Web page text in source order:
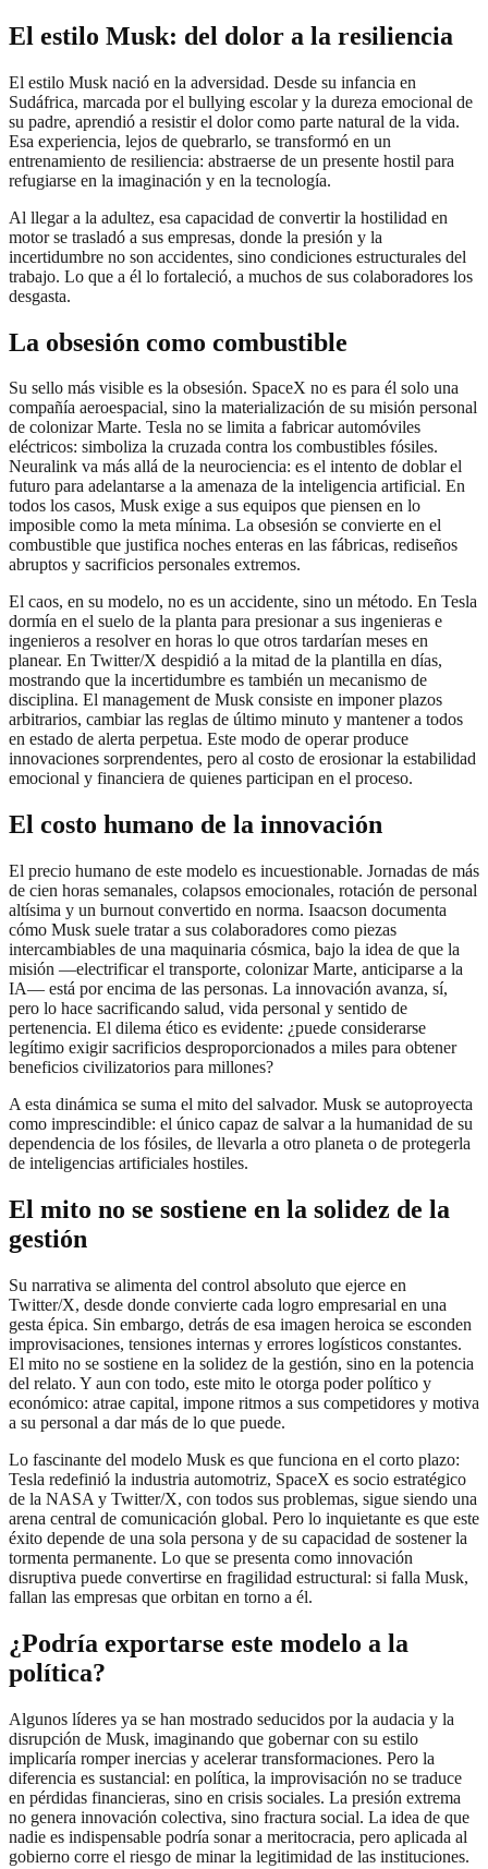
El estilo Musk: del dolor a la resiliencia
El estilo Musk nació en la adversidad. Desde su infancia en
Sudáfrica, marcada por el bullying escolar y la dureza emocional de
su padre, aprendió a resistir el dolor como parte natural de la vida.
Esa experiencia, lejos de quebrarlo, se transformó en un
entrenamiento de resiliencia: abstraerse de un presente hostil para
refugiarse en la imaginación y en la tecnología.
Al llegar a la adultez, esa capacidad de convertir la hostilidad en
motor se trasladó a sus empresas, donde la presión y la
incertidumbre no son accidentes, sino condiciones estructurales del
trabajo. Lo que a él lo fortaleció, a muchos de sus colaboradores los
desgasta.
La obsesión como combustible
Su sello más visible es la obsesión. SpaceX no es para él solo una
compañía aeroespacial, sino la materialización de su misión personal
de colonizar Marte. Tesla no se limita a fabricar automóviles
eléctricos: simboliza la cruzada contra los combustibles fósiles.
Neuralink va más allá de la neurociencia: es el intento de doblar el
futuro para adelantarse a la amenaza de la inteligencia artificial. En
todos los casos, Musk exige a sus equipos que piensen en lo
imposible como la meta mínima. La obsesión se convierte en el
combustible que justifica noches enteras en las fábricas, rediseños
abruptos y sacrificios personales extremos.
El caos, en su modelo, no es un accidente, sino un método. En Tesla
dormía en el suelo de la planta para presionar a sus ingenieras e
ingenieros a resolver en horas lo que otros tardarían meses en
planear. En Twitter/X despidió a la mitad de la plantilla en días,
mostrando que la incertidumbre es también un mecanismo de
disciplina. El management de Musk consiste en imponer plazos
arbitrarios, cambiar las reglas de último minuto y mantener a todos
en estado de alerta perpetua. Este modo de operar produce
innovaciones sorprendentes, pero al costo de erosionar la estabilidad
emocional y financiera de quienes participan en el proceso.
El costo humano de la innovación
El precio humano de este modelo es incuestionable. Jornadas de más
de cien horas semanales, colapsos emocionales, rotación de personal
altísima y un burnout convertido en norma. Isaacson documenta
cómo Musk suele tratar a sus colaboradores como piezas
intercambiables de una maquinaria cósmica, bajo la idea de que la
misión —electrificar el transporte, colonizar Marte, anticiparse a la
IA— está por encima de las personas. La innovación avanza, sí,
pero lo hace sacrificando salud, vida personal y sentido de
pertenencia. El dilema ético es evidente: ¿puede considerarse
legítimo exigir sacrificios desproporcionados a miles para obtener
beneficios civilizatorios para millones?
A esta dinámica se suma el mito del salvador. Musk se autoproyecta
como imprescindible: el único capaz de salvar a la humanidad de su
dependencia de los fósiles, de llevarla a otro planeta o de protegerla
de inteligencias artificiales hostiles.
El mito no se sostiene en la solidez de la
gestión
Su narrativa se alimenta del control absoluto que ejerce en
Twitter/X, desde donde convierte cada logro empresarial en una
gesta épica. Sin embargo, detrás de esa imagen heroica se esconden
improvisaciones, tensiones internas y errores logísticos constantes.
El mito no se sostiene en la solidez de la gestión, sino en la potencia
del relato. Y aun con todo, este mito le otorga poder político y
económico: atrae capital, impone ritmos a sus competidores y motiva
a su personal a dar más de lo que puede.
Lo fascinante del modelo Musk es que funciona en el corto plazo:
Tesla redefinió la industria automotriz, SpaceX es socio estratégico
de la NASA y Twitter/X, con todos sus problemas, sigue siendo una
arena central de comunicación global. Pero lo inquietante es que este
éxito depende de una sola persona y de su capacidad de sostener la
tormenta permanente. Lo que se presenta como innovación
disruptiva puede convertirse en fragilidad estructural: si falla Musk,
fallan las empresas que orbitan en torno a él.
¿Podría exportarse este modelo a la
política?
Algunos líderes ya se han mostrado seducidos por la audacia y la
disrupción de Musk, imaginando que gobernar con su estilo
implicaría romper inercias y acelerar transformaciones. Pero la
diferencia es sustancial: en política, la improvisación no se traduce
en pérdidas financieras, sino en crisis sociales. La presión extrema
no genera innovación colectiva, sino fractura social. La idea de que
nadie es indispensable podría sonar a meritocracia, pero aplicada al
gobierno corre el riesgo de minar la legitimidad de las instituciones.